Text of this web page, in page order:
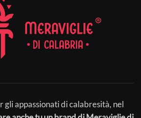
gli appassionati di calabresità, nel